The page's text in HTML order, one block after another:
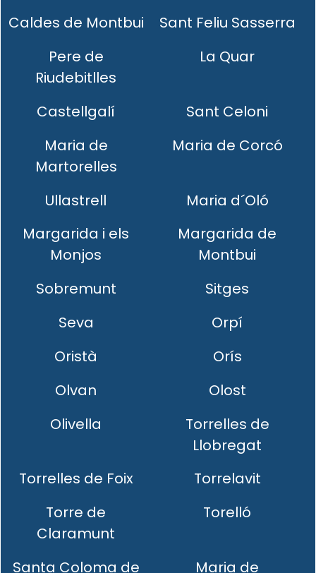
Caldes de Montbui
Sant Feliu Sasserra
Pere de
Riudebitlles
La Quar
Castellgalí
Sant Celoni
Maria de
Martorelles
Maria de Corcó
Ullastrell
Maria d´Oló
Margarida i els
Monjos
Margarida de
Montbui
Sobremunt
Sitges
Seva
Orpí
Oristà
Orís
Olvan
Olost
Olivella
Torrelles de
Llobregat
Torrelles de Foix
Torrelavit
Torre de
Claramunt
Torelló
Santa Coloma de
Maria de